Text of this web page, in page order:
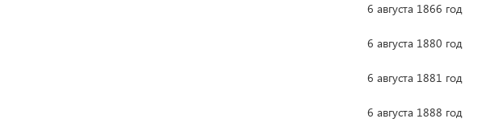
6 августа 1866 год
6 августа 1880 год
6 августа 1881 год
6 августа 1888 год